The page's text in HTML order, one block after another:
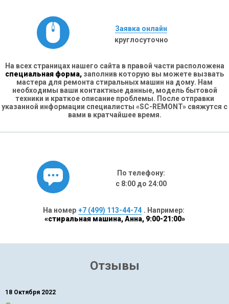
Заявка онлайн
круглосуточно
На всех страницах нашего сайта в правой части расположена
специальная форма, заполнив которую вы можете вызвать
мастера для ремонта стиральных машин на дому. Нам
необходимы ваши контактные данные, модель бытовой
техники и краткое описание проблемы. После отправки
указанной информации специалисты «SC-REMONT» свяжутся с
вами в кратчайшее время.
По телефону:
с 8:00 до 24:00
На номер +7 (499) 113-44-74 . Например:
«стиральная машина, Анна, 9:00-21:00»
Отзывы
18 Октября 2022